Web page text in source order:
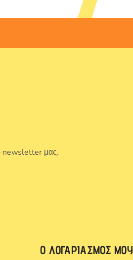
newsletter μας.
Ο ΛΟΓΑΡΙΑΣΜΌΣ ΜΟΥ